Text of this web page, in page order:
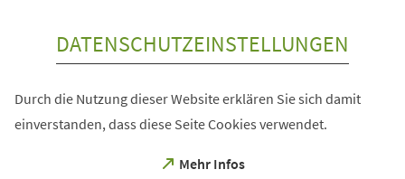
DATENSCHUTZEINSTELLUNGEN
Durch die Nutzung dieser Website erklären Sie sich damit
einverstanden, dass diese Seite Cookies verwendet.
Mehr Infos
(Öffnet